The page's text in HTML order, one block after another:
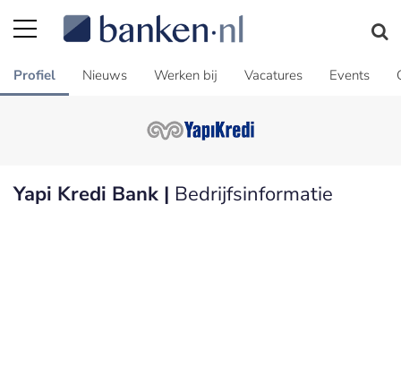
Profiel Nieuws Werken bij Vacatures Events
Yapi Kredi Bank | Bedrijfsinformatie